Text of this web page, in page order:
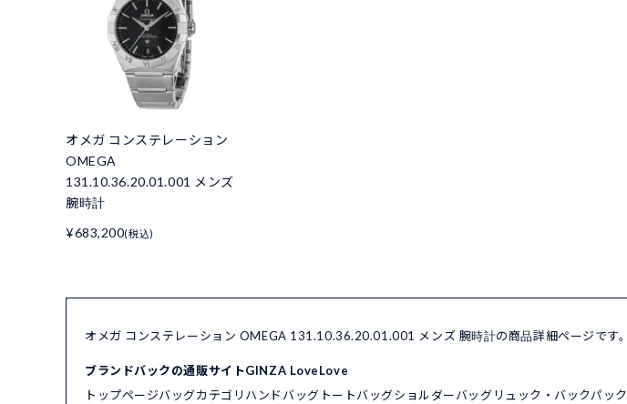
オメガ コンステレーション
OMEGA
131.10.36.20.01.001 メンズ
腕時計
¥683,200(税込)
オメガ コンステレーション OMEGA 131.10.36.20.01.001 メンズ 腕時計の商品詳細ページです。
ブランドバックの通販サイトGINZA LoveLove
トップページバッグカテゴリ ハンドバッグ トートバッグショルダーバッグリュック・バックパック